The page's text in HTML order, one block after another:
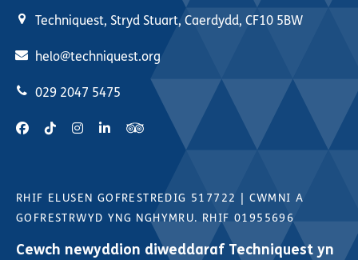
Techniquest, Stryd Stuart, Caerdydd, CF10 5BW
helo@techniquest.org
029 2047 5475
RHIF ELUSEN GOFRESTREDIG 517722
CWMNI A
GOFRESTRWYD YNG NGHYMRU. RHIF 01955696
Cewch newyddion diweddaraf Techniquest yn